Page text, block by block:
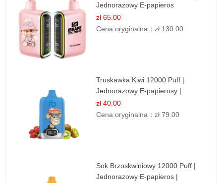
Jednorazowy E-papieros
zł 65.00
Cena oryginalna：zł 130.00
Truskawka Kiwi 12000 Puff |
Jednorazowy E-papierosy |
Owocowa Mieszanka
zł 40.00
Cena oryginalna：zł 79.00
Sok Brzoskwiniowy 12000 Puff |
Jednorazowy E-papieros |